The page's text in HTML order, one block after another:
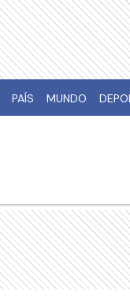
PAÍS MUNDO